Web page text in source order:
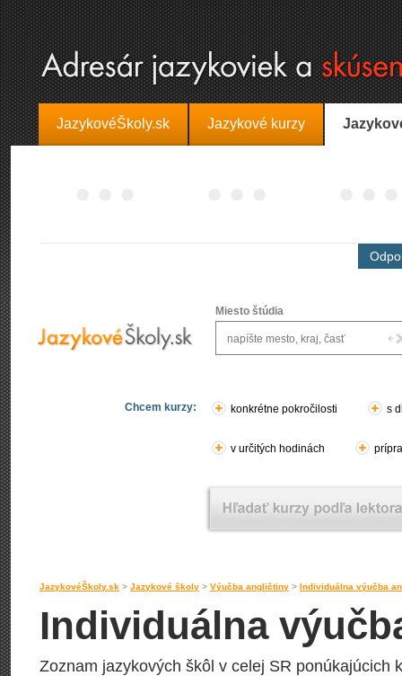
JazykovéŠkoly.sk Jazykové kurzy
Miesto štúdia
Chcem kurzy: konkrétne pokročilosti s
v určitých hodinách
JazykovéŠkoly.sk > Jazykové školy > Výučba angličtiny > Individuálna výučba
Individuálna
Zoznam jazykových škôl v celej SR ponúkajúcich